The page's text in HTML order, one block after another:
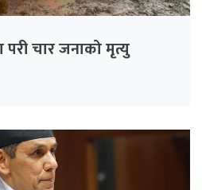
परी चार जनाको मृत्यु